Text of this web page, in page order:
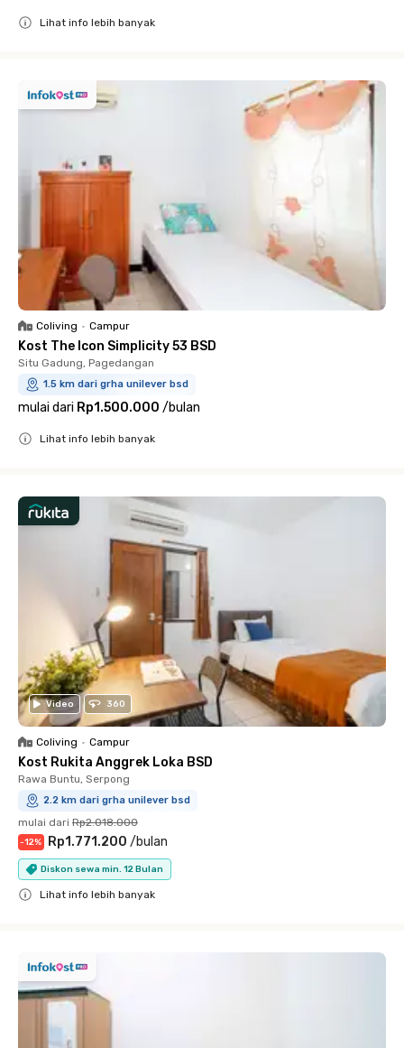
Lihat info lebih banyak
Coliving • Campur
Kost The Icon Simplicity 53 BSD
Situ Gadung, Pagedangan
1.5 km dari grha unilever bsd
mulai dari Rp1.500.000 /bulan
Lihat info lebih banyak
Video 360
Coliving • Campur
Kost Rukita Anggrek Loka BSD
Rawa Buntu, Serpong
2.2 km dari grha unilever bsd
mulai dari Rp2.018.000
-12% Rp1.771.200 /bulan
Diskon sewa min. 12 Bulan
Lihat info lebih banyak